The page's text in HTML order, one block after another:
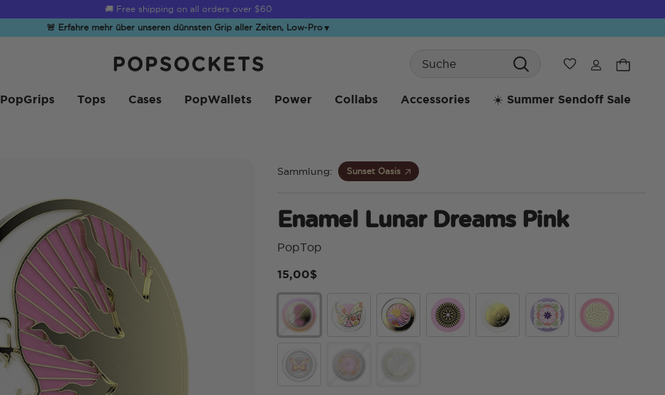
Summer Sendoff Sale is on 🚨 Up to 60% off
🚨 Erfahre mehr über unseren dünnsten Grip aller Zeiten, Low-Pro▼
Wunschliste
PopGrips Tops Cases PopWallets Power Collabs Accessories ☀️ Summer Sendoff Sale
Sammlung: Sunset Oasis
Enamel Lunar Dreams Pink
PopTop
15,00$